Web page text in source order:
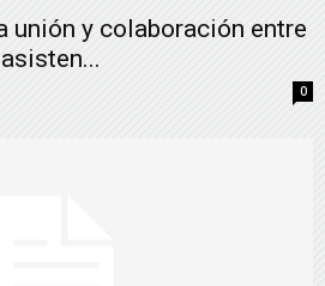
unión y colaboración entre
0